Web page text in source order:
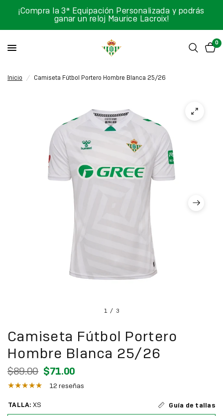
¡Compra la 3ª Equipación Personalizada y podrás
ganar un reloj Maurice Lacroix!
0
Inicio / Camiseta Fútbol Portero Hombre Blanca 25/26
1 / 3
Camiseta Fútbol Portero
Hombre Blanca 25/26
$89.00 $71.00
12 reseñas
TALLA: XS Guía de tallas